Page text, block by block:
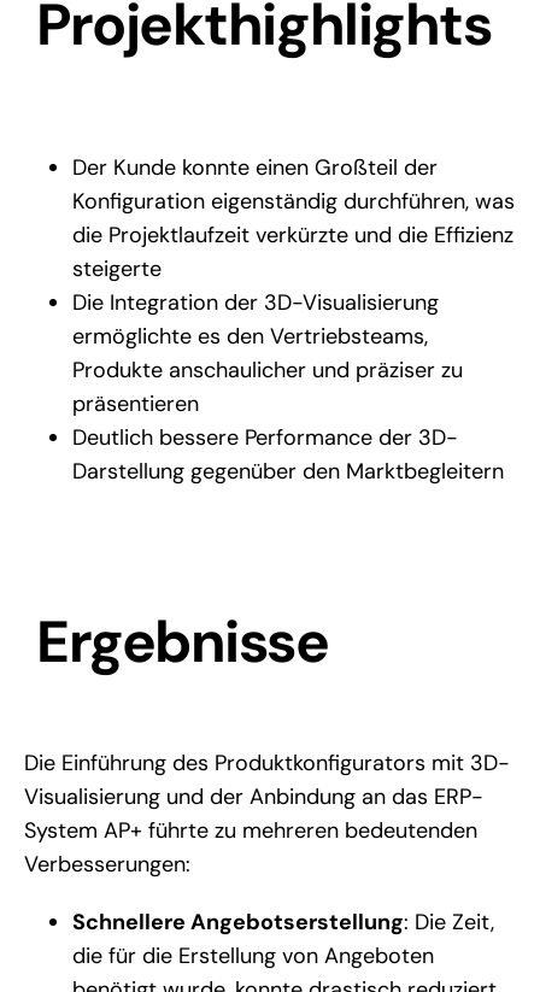
Projekthighlights
Der Kunde konnte einen Großteil der
Konfiguration eigenständig durchführen, was
die Projektlaufzeit verkürzte und die Effizienz
steigerte
Die Integration der 3D-Visualisierung
ermöglichte es den Vertriebsteams,
Produkte anschaulicher und präziser zu
präsentieren
Deutlich bessere Performance der 3D-
Darstellung gegenüber den Marktbegleitern
Ergebnisse
Die Einführung des Produktkonfigurators mit 3D-
Visualisierung und der Anbindung an das ERP-
System AP+ führte zu mehreren bedeutenden
Verbesserungen:
Schnellere Angebotserstellung: Die Zeit,
die für die Erstellung von Angeboten